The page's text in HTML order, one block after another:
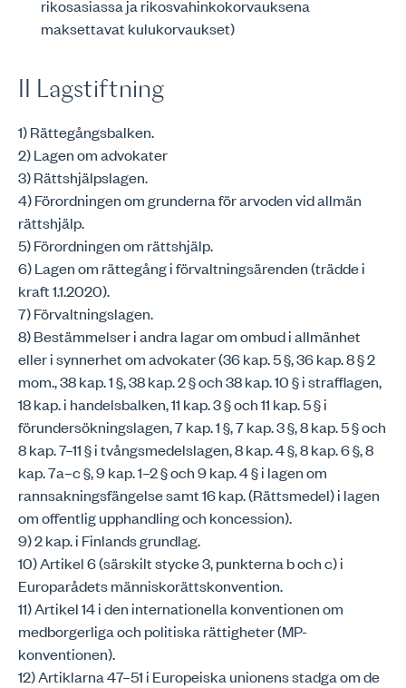
rikosasiassa ja rikosvahinkokorvauksena
maksettavat kulukorvaukset)
II Lagstiftning
1) Rättegångsbalken.
2) Lagen om advokater
3) Rättshjälpslagen.
4) Förordningen om grunderna för arvoden vid allmän
rättshjälp.
5) Förordningen om rättshjälp.
6) Lagen om rättegång i förvaltningsärenden (trädde i
kraft 1.1.2020).
7) Förvaltningslagen.
8) Bestämmelser i andra lagar om ombud i allmänhet
eller i synnerhet om advokater (36 kap. 5 §, 36 kap. 8 § 2
mom., 38 kap. 1 §, 38 kap. 2 § och 38 kap. 10 § i strafflagen,
18 kap. i handelsbalken, 11 kap. 3 § och 11 kap. 5 § i
förundersökningslagen, 7 kap. 1 §, 7 kap. 3 §, 8 kap. 5 § och
8 kap. 7–11 § i tvångsmedelslagen, 8 kap. 4 §, 8 kap. 6 §, 8
kap. 7a–c §, 9 kap. 1–2 § och 9 kap. 4 § i lagen om
rannsakningsfängelse samt 16 kap. (Rättsmedel) i lagen
om offentlig upphandling och koncession).
9) 2 kap. i Finlands grundlag.
10) Artikel 6 (särskilt stycke 3, punkterna b och c) i
Europarådets människorättskonvention.
11) Artikel 14 i den internationella konventionen om
medborgerliga och politiska rättigheter (MP-
konventionen).
12) Artiklarna 47–51 i Europeiska unionens stadga om de